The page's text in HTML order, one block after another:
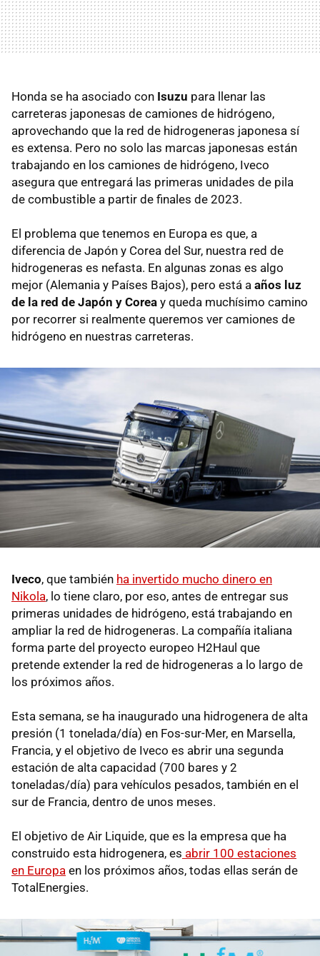
Honda se ha asociado con Isuzu para llenar las
carreteras japonesas de camiones de hidrógeno,
aprovechando que la red de hidrogeneras japonesa sí
es extensa. Pero no solo las marcas japonesas están
trabajando en los camiones de hidrógeno, Iveco
asegura que entregará las primeras unidades de pila
de combustible a partir de finales de 2023.
El problema que tenemos en Europa es que, a
diferencia de Japón y Corea del Sur, nuestra red de
hidrogeneras es nefasta. En algunas zonas es algo
mejor (Alemania y Países Bajos), pero está a años luz
de la red de Japón y Corea y queda muchísimo camino
por recorrer si realmente queremos ver camiones de
hidrógeno en nuestras carreteras.
Iveco, que también ha invertido mucho dinero en
Nikola, lo tiene claro, por eso, antes de entregar sus
primeras unidades de hidrógeno, está trabajando en
ampliar la red de hidrogeneras. La compañía italiana
forma parte del proyecto europeo H2Haul que
pretende extender la red de hidrogeneras a lo largo de
los próximos años.
Esta semana, se ha inaugurado una hidrogenera de alta
presión (1 tonelada/día) en Fos-sur-Mer, en Marsella,
Francia, y el objetivo de Iveco es abrir una segunda
estación de alta capacidad (700 bares y 2
toneladas/día) para vehículos pesados, también en el
sur de Francia, dentro de unos meses.
El objetivo de Air Liquide, que es la empresa que ha
construido esta hidrogenera, es abrir 100 estaciones
en Europa en los próximos años, todas ellas serán de
TotalEnergies.